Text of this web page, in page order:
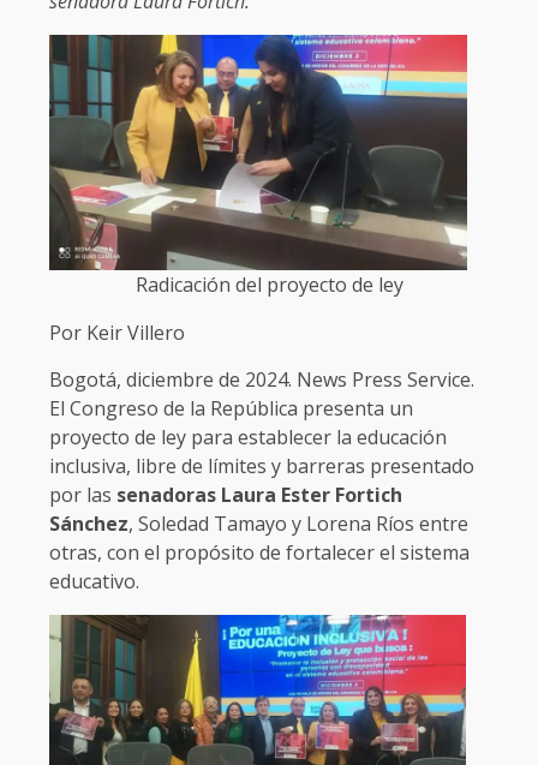
Radicación del proyecto de ley
Por Keir Villero
Bogotá, diciembre de 2024. News Press Service.
El Congreso de la República presenta un
proyecto de ley para establecer la educación
inclusiva, libre de límites y barreras presentado
por las senadoras Laura Ester Fortich
Sánchez, Soledad Tamayo y Lorena Ríos entre
otras, con el propósito de fortalecer el sistema
educativo.